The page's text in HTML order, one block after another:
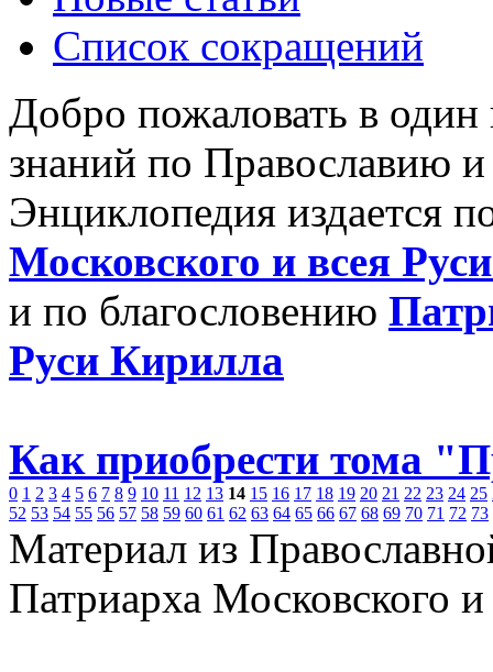
Список сокращений
Добро пожаловать в
знаний по Православию
Энциклопедия издается
Московского и всея
и по благословению
Руси Кирилла
Как приобрести тома
0 1 2 3 4 5 6 7 8 9 10 11 12 13 14 15 16 17 18 19 20 21 22 23 24 25
52 53 54 55 56 57 58 59 60 61 62 63 64 65 66 67 68 69 70 71 72 73
Материал из
Патриарха Московского